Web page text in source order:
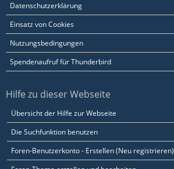
Datenschutzerklärung
Einsatz von Cookies
Nutzungsbedingungen
Spendenaufruf für Thunderbird
Hilfe zu dieser Webseite
Übersicht der Hilfe zur Webseite
Die Suchfunktion benutzen
Foren-Benutzerkonto - Erstellen (Neu registrieren)